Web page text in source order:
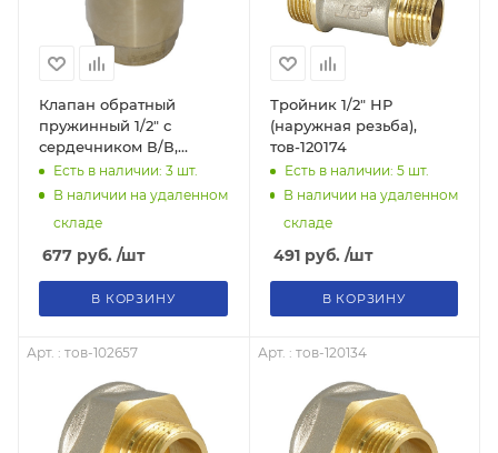
Клапан обратный
пружинный 1/2" с
сердечником В/В,
тов-120243
Есть в наличии: 3 шт.
В наличии на удаленном
складе
677 руб. /шт
В КОРЗИНУ
Тройник 1/2" НР
(наружная резьба),
тов-120174
Есть в наличии: 5шт.
В наличии на удаленном
складе
491руб. /шт
В КОРЗИНУ
Арт. : тов-102657 Арт. : тов-120134